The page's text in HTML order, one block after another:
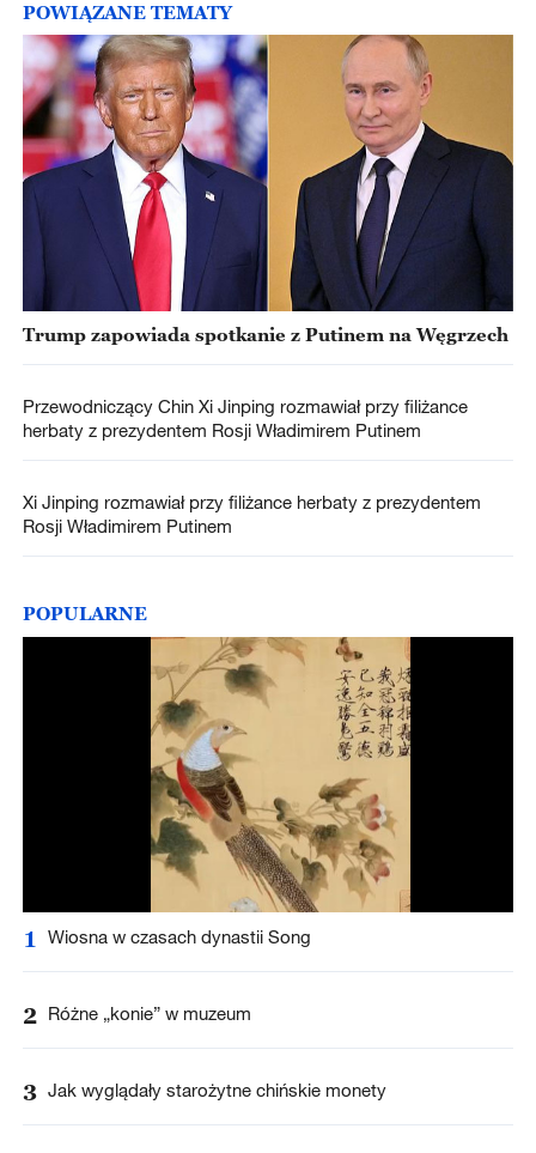
POWIĄZANE TEMATY
Trump zapowiada spotkanie z Putinem na Węgrzech
Przewodniczący Chin Xi Jinping rozmawiał przy filiżance
herbaty z prezydentem Rosji Władimirem Putinem
Xi Jinping rozmawiał przy filiżance herbaty z prezydentem
Rosji Władimirem Putinem
POPULARNE
1 Wiosna w czasach dynastii Song
2 Różne „konie” w muzeum
3 Jak wyglądały starożytne chińskie monety